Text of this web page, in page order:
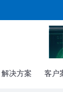
解决方案 客户